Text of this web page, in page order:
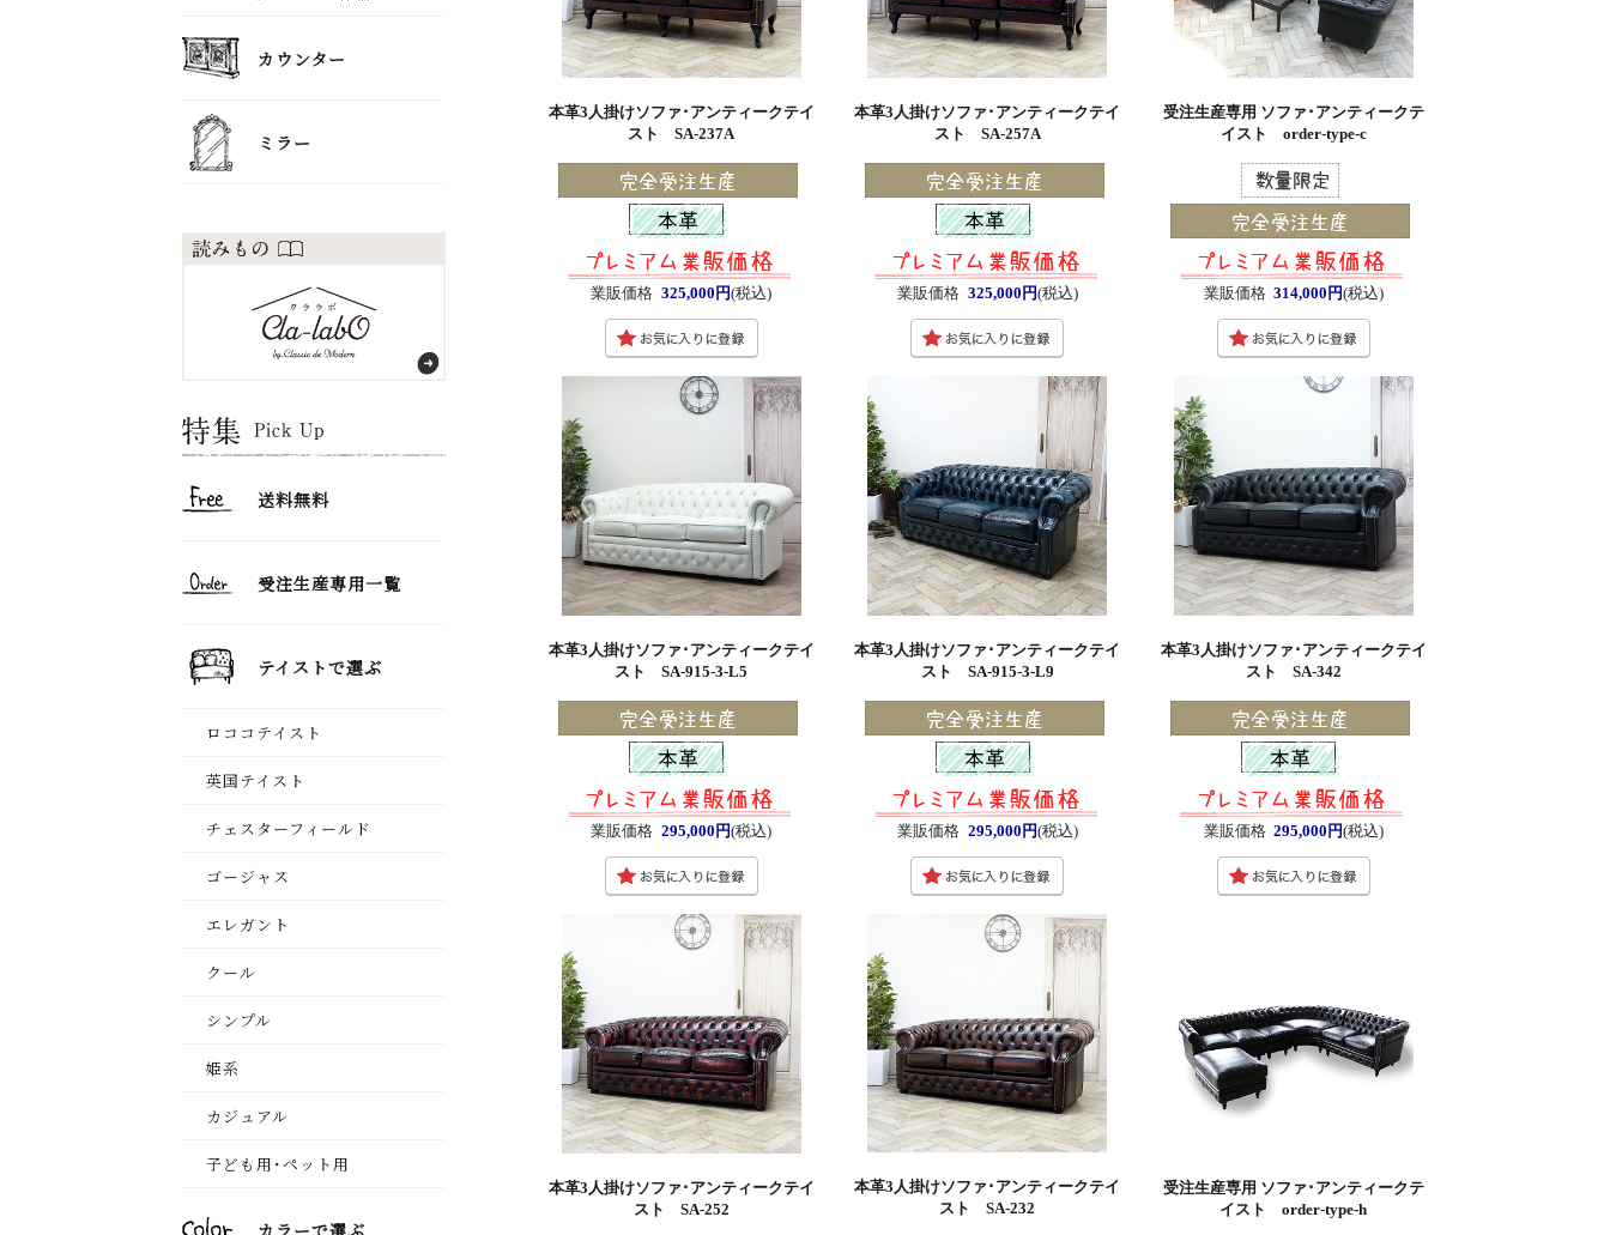
本革3人掛けソファ･アンティークテイ
スト SA-237A
業販価格 325,000円(税込)
本革3人掛けソファ･アンティークテイ
スト SA-257A
業販価格 325,000円(税込)
受注生産専用 ソファ･アンティークテ
イスト order-type-c
業販価格 314,000円(税込)
本革3人掛けソファ･アンティークテイ
スト SA-915-3-L5
業販価格 295,000円(税込)
本革3人掛けソファ･アンティークテイ
スト SA-915-3-L9
業販価格 295,000円(税込)
本革3人掛けソファ･アンティークテイ
スト SA-342
業販価格 295,000円(税込)
本革3人掛けソファ･アンティークテイ
スト SA-252
本革3人掛けソファ･アンティークテイ
スト SA-232
受注生産専用 ソファ･アンティークテ
イスト order-type-h